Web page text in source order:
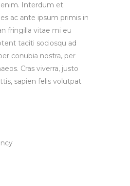
Interdum et
ac ante ipsum primis in
fringilla vitae mi eu
taciti sociosqu ad
conubia nostra, per
Cras viverra, justo
sapien felis volutpat